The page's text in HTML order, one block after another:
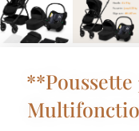
**Poussette